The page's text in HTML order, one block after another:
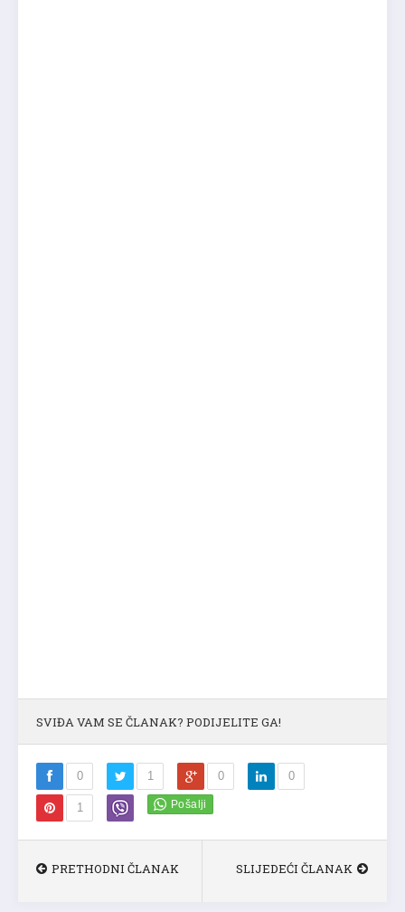
SVIĐA VAM SE ČLANAK? PODIJELITE GA!
0 1 0 0
1
PRETHODNI ČLANAK SLIJEDEĆI ČLANAK